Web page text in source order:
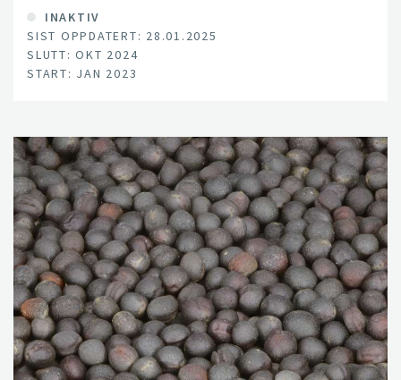
intensjonen om reduserte klimagassutslipp fra for
eksempel organiske avfallsressurser.
INAKTIV
SIST OPPDATERT: 28.01.2025
SLUTT: OKT 2024
START: JAN 2023